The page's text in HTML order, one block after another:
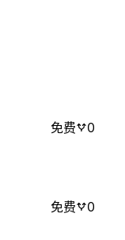
免费 0
免费 0